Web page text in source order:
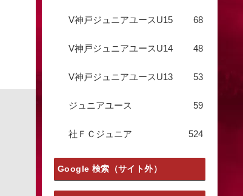
V神戸ジュニアユースU15 68
V神戸ジュニアユースU14 48
V神戸ジュニアユースU13 53
ジュニアユース 59
社ＦＣジュニア 524
Google 検索（サイト外）